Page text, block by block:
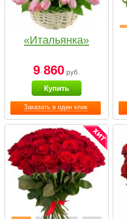
Заказать в один клик
«Итальянка»
9 860 руб.
Купить